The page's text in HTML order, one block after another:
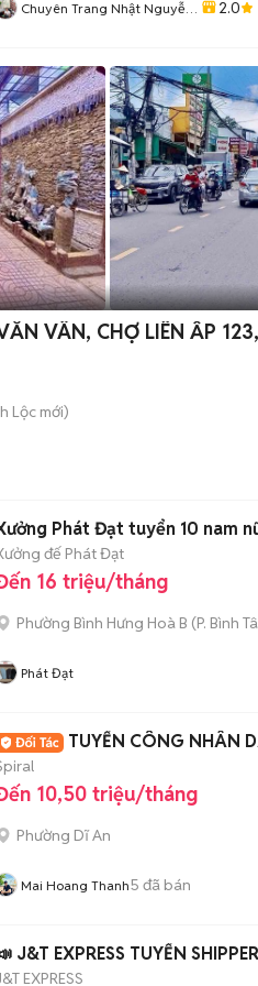
Chuyên Trang Nhật Nguyễn
2.0
VÂN, CHỢ LIÊN ẤP
Lộc mới)
Phát Đạt tuyển 10 nam
đế Phát Đạt
16 triệu/tháng
Phường Bình Hưng Hoà B (P. Bình
Phát Đạt
TUYỂN CÔNG NHÂN
10,50 triệu/tháng
Phường Dĩ An
Mai Hoang Thanh5 đã bán
J&T EXPRESS TUYỂN SHIPPER
EXPRESS